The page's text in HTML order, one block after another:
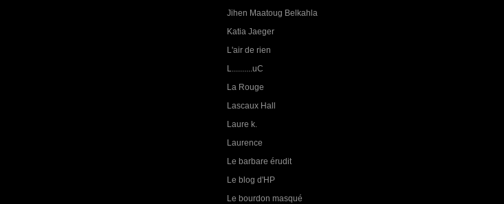
Jihen Maatoug Belkahla
Katia Jaeger
L'air de rien
L..........uC
La Rouge
Lascaux Hall
Laure k.
Laurence
Le barbare érudit
Le blog d'HP
Le bourdon masqué